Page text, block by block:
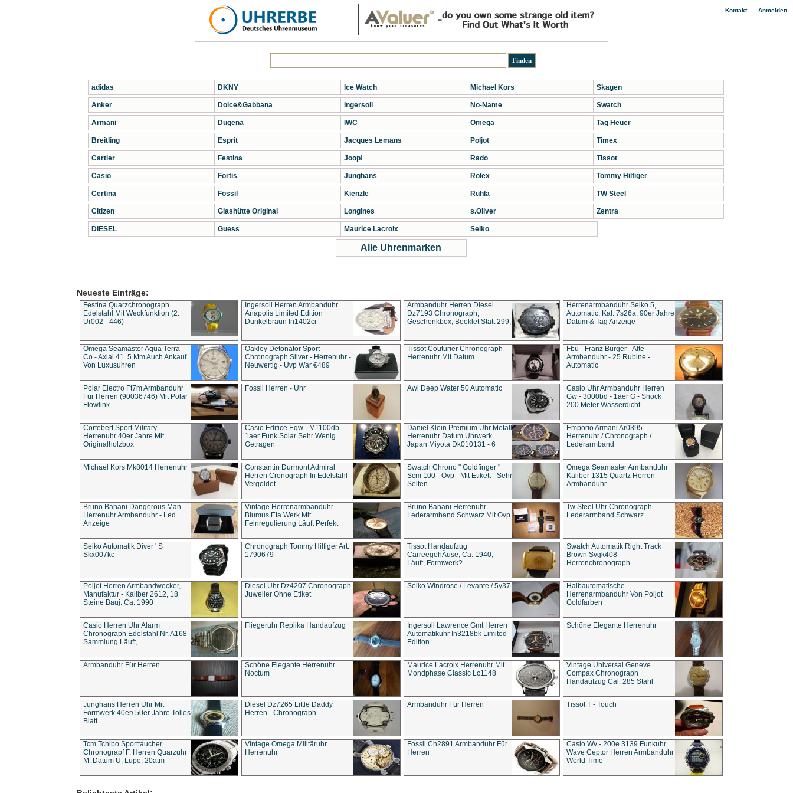
Kontakt| Anmelden
adidas
Anker
Armani
Breitling
Cartier
Casio
Certina
Citizen
DIESEL
DKNY
Dolce&Gabbana
Dugena
Esprit
Festina
Fortis
Fossil
Glashütte Original
Guess
Ice Watch
Ingersoll
IWC
Jacques Lemans
Joop!
Junghans
Kienzle
Longines
Maurice Lacroix
Michael Kors
No-Name
Omega
Poljot
Rado
Rolex
Ruhla
s.Oliver
Seiko
Skagen
Swatch
Tag Heuer
Timex
Tissot
Tommy Hilfiger
TW Steel
Zentra
Alle Uhrenmarken
Neueste Einträge:
Festina Quarzchronograph
Edelstahl Mit Weckfunktion (2.
Ur002 - 446)
Ingersoll Herren Armbanduhr
Anapolis Limited Edition
Dunkelbraun In1402cr
Armbanduhr Herren Diesel
Dz7193 Chro­no­graph,
Geschenkbox, Booklet Statt 299,
-
Herrenarmbanduhr Seiko 5,
Automatic, Kal. 7s26a, 90er Jahre
Datum & Tag Anzeige
Omega Seamaster Aqua Terra
Co - Axial 41. 5 Mm Auch Ankauf
Von Luxusuhren
Oakley Detonator Sport
Chronograph Silver - Herrenuhr -
Neuwertig - Uvp War €489
Tissot Couturier Chronograph
Herrenuhr Mit Datum
Fbu - Franz Burger - Alte
Armbanduhr - 25 Rubine -
Automatic
Polar Electro Ft7m Armbanduhr
Für Herren (90036746) Mit Polar
Flowlink
Fossil Herren - Uhr Awi Deep Water 50 Automatic
Casio Uhr Armbanduhr Herren
Gw - 3000bd - 1aer G - Shock
200 Meter Wasserdicht
Cortebert Sport Military
Herrenuhr 40er Jahre Mit
Originalholzbox
Casio Edifice Eqw - M1100db -
1aer Funk Solar Sehr Wenig
Getragen
Daniel Klein Premium Uhr Metall
Herrenuhr Datum Uhrwerk
Japan Miyota Dk010131 - 6
Emporio Armani Ar0395
Herrenuhr / Chronograph /
Lederarmband
Michael Kors Mk8014 Herrenuhr
Constantin Durmont Admiral
Herren Cronograph In Edelstahl
Vergoldet
Swatch Chrono " Goldfinger "
Scm 100 - Ovp - Mit Etikett - Sehr
Selten
Omega Seamaster Armbanduhr
Kaliber 1315 Quartz Herren
Armbanduhr
Bruno Banani Dangerous Man
Herrenuhr Armbanduhr - Led
Anzeige
Vintage Herrenarmbanduhr
Blumus Eta Werk Mit
Feinregulierung Läuft Perfekt
Bruno Banani Herrenuhr
Lederarmband Schwarz Mit Ovp
Tw Steel Uhr Chronograph
Lederarmband Schwarz
Seiko Automatik Diver ' S
Skx007kc
Chronograph Tommy Hilfiger Art.
1790679
Tissot Handaufzug
CarreegehÄuse, Ca. 1940,
Läuft, Formwerk?
Swatch Automatik Right Track
Brown Svgk408
Herrenchronograph
Poljot Herren Armbandwecker,
Manufaktur - Kaliber 2612, 18
Steine Bauj. Ca. 1990
Diesel Uhr Dz4207 Chronograph
Juwelier Ohne Etiket
Seiko Windrose / Levante / 5y37
Halbautomatische
Herrenarmbanduhr Von Poljot
Goldfarben
Casio Herren Uhr Alarm
Chronograph Edelstahl Nr. A168
Sammlung Läuft,
Fliegeruhr Replika Handaufzug
Ingersoll Lawrence Gmt Herren
Automatikuhr In3218bk Limited
Edition
Schöne Elegante Herrenuhr
Armbanduhr Für Herren
Schöne Elegante Herrenuhr
Noctum
Maurice Lacroix Herrenuhr Mit
Mondphase Classic Lc1148
Vintage Universal Geneve
Compax Chronograph
Handaufzug Cal. 285 Stahl
Junghans Herren Uhr Mit
Formwerk 40er/ 50er Jahre Tolles
Blatt
Diesel Dz7265 Little Daddy
Herren - Chronograph
Armbanduhr Für Herren Tissot T - Touch
Tcm Tchibo Sporttaucher
Chronograpf F. Herren Quarzuhr
M. Datum U. Lupe, 20atm
Vintage Omega Militäruhr
Herrenuhr
Fossil Ch2891 Armbanduhr Für
Herren
Casio Wv - 200e 3139 Funkuhr
Wave Ceptor Herren Armbanduhr
World Time